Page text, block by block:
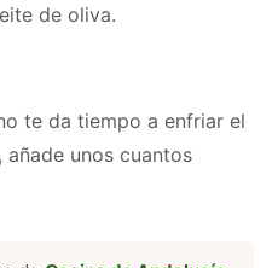
de oliva.
te da tiempo a enfriar el
unos cuantos